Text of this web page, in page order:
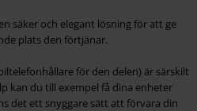
säker och elegant lösning för att ge
plats den förtjänar.
för den delen) är särskilt
kan du till exempel få dina enheter
det ett snyggare sätt att förvara din